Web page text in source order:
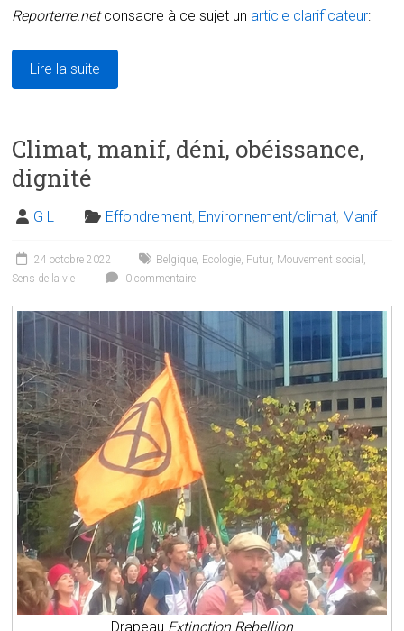
Reporterre.netconsacre à ce sujet un article clarificateur:
Lire la suite
Climat, manif, déni, obéissance,
dignité
G L Effondrement, Environnement/climat, Manif
24 octobre 2022 Belgique, Ecologie, Futur, Mouvement social ,
Sens de la vie
0 commentaire
Drapeau Extinction Rebellion